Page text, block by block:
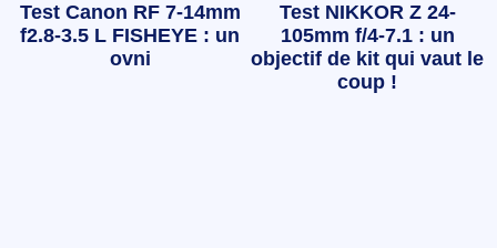
Test Canon RF 7-14mm
f2.8-3.5 L FISHEYE : un
ovni
Test NIKKOR Z 24-
105mm f/4-7.1 : un
objectif de kit qui vaut le
coup !